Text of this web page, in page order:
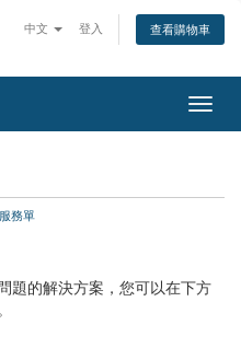
中文 登入 查看購物車
切
換
務單
題的解決方案，您可以在下方